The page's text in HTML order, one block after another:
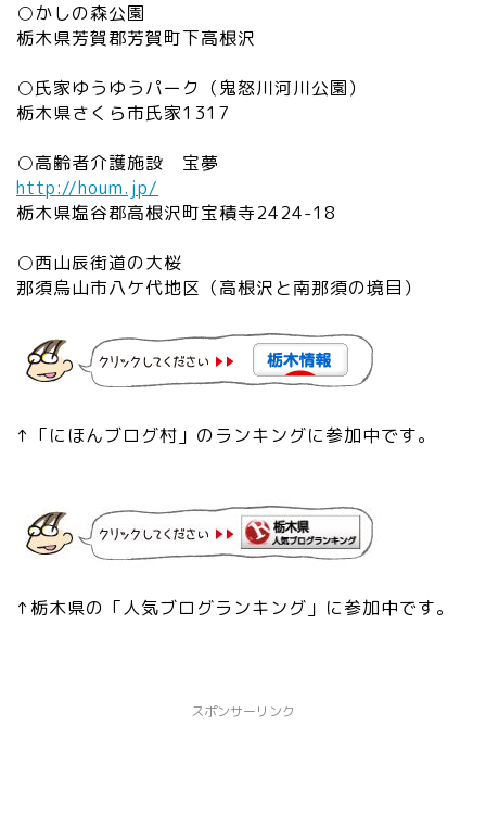
○かしの森公園
栃木県芳賀郡芳賀町下高根沢
○氏家ゆうゆうパーク（鬼怒川河川公園）
栃木県さくら市氏家1317
○高齢者介護施設 宝夢
http://houm.jp/
栃木県塩谷郡高根沢町宝積寺2424-18
○西山辰街道の大桜
那須烏山市八ケ代地区（高根沢と南那須の境目）
↑「にほんブログ村」のランキングに参加中です。
↑栃木県の「人気ブログランキング」に参加中です。
スポンサーリンク